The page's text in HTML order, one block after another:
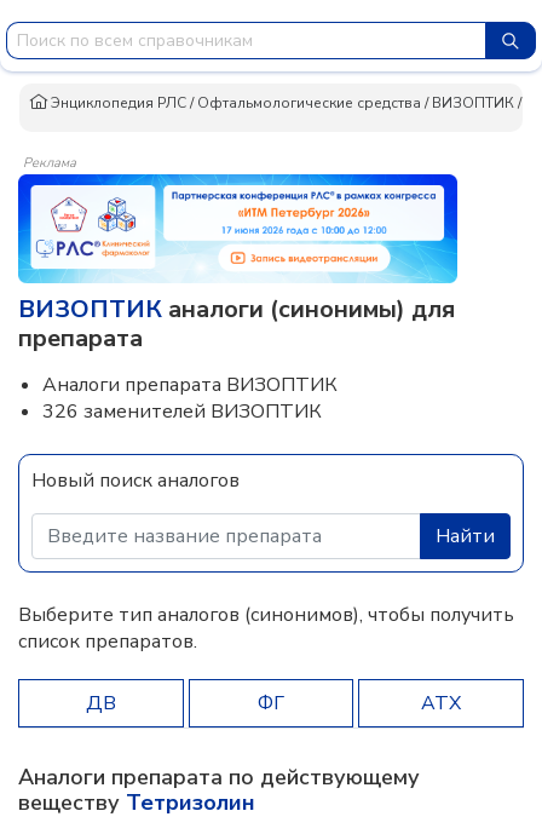
Энциклопедия РЛС/Офтальмологические средства /ВИЗОПТИК/
Реклама
ВИЗОПТИК аналоги (синонимы) для
препарата
Аналоги препарата ВИЗОПТИК
326 заменителей ВИЗОПТИК
Новый поиск аналогов
Найти
Выберите тип аналогов (синонимов), чтобы получить
список препаратов.
ДВ ФГ АТХ
Аналоги препарата по действующему
веществу Тетризолин